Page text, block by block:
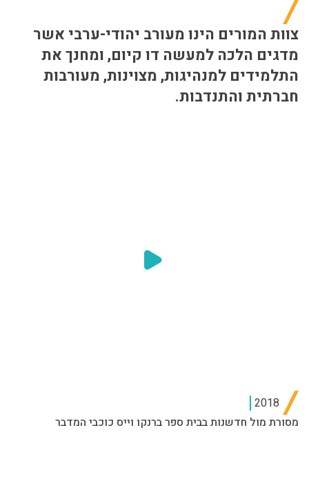
צוות המורים הינו מעורב יהודי-ערבי אשר
מדגים הלכה למעשה דו קיום, ומחנך את
התלמידים למנהיגות, מצוינות, מעורבות
חברתית והתנדבות.
2018
מסורת מול חדשנות בבית ספר ברנקו וייס כוכבי המדבר